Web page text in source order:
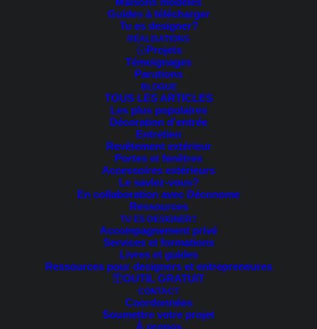
Guides à télécharger
Tu es designer?
RÉALISATIONS
Projets
Témoignages
Parutions
BLOGUE
TOUS LES ARTICLES
Les plus populaires
Décoration d’entrée
Entretien
Revêtement extérieur
Portes et fenêtres
Accessoires extérieurs
Le saviez-vous?
En collaboration avec Déconome
Ressources
TU ES DESIGNER?
Accompagnement privé
Services et formations
Livres et guides
Ressources pour designers et entrepreneures
OUTIL GRATUIT
CONTACT
Coordonnées
Soumettre votre projet
À propos
cherchez. Peut-être qu'une recherche peut vous aider.
Sarah-Eve Cossette
À temps plein depuis 2015, je vous aide à rehausser votre
façade de maison partout au Canada! La gamme de produits
et services proposée vous permet de faire évoluer votre projet